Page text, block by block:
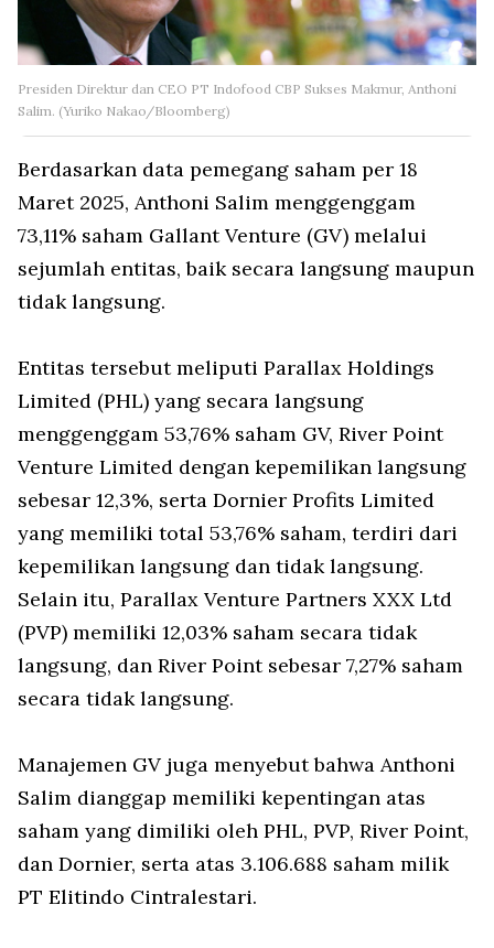
Presiden Direktur dan CEO PT Indofood CBP Sukses Makmur, Anthoni
Salim. (Yuriko Nakao/Bloomberg)
Berdasarkan data pemegang saham per 18
Maret 2025, Anthoni Salim menggenggam
73,11% saham Gallant Venture (GV) melalui
sejumlah entitas, baik secara langsung maupun
tidak langsung.
Entitas tersebut meliputi Parallax Holdings
Limited (PHL) yang secara langsung
menggenggam 53,76% saham GV, River Point
Venture Limited dengan kepemilikan langsung
sebesar 12,3%, serta Dornier Profits Limited
yang memiliki total 53,76% saham, terdiri dari
kepemilikan langsung dan tidak langsung.
Selain itu, Parallax Venture Partners XXX Ltd
(PVP) memiliki 12,03% saham secara tidak
langsung, dan River Point sebesar 7,27% saham
secara tidak langsung.
Manajemen GV juga menyebut bahwa Anthoni
Salim dianggap memiliki kepentingan atas
saham yang dimiliki oleh PHL, PVP, River Point,
dan Dornier, serta atas 3.106.688 saham milik
PT Elitindo Cintralestari.